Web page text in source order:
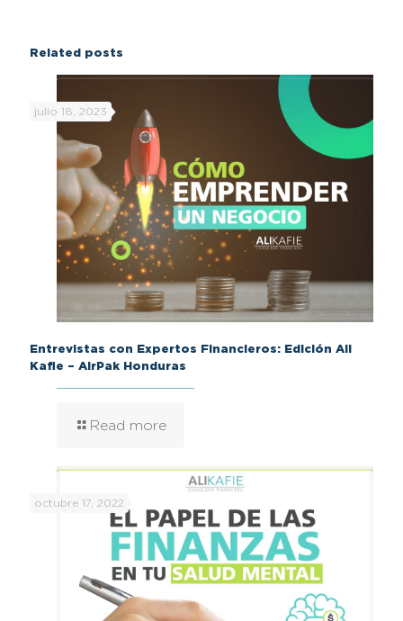
Related posts
julio 18, 2023
Entrevistas con Expertos Financieros: Edición Ali
Kafie – AirPak Honduras
Read more
octubre 17, 2022